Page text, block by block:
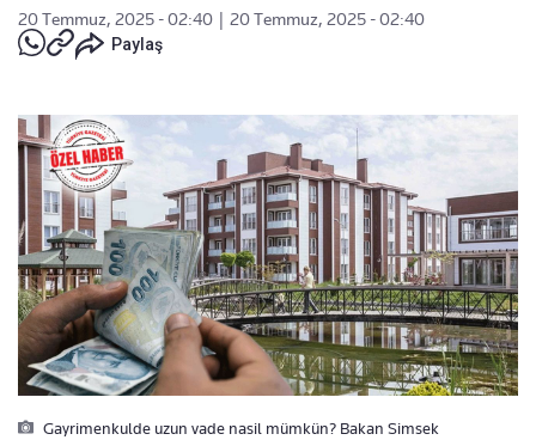
20 Temmuz, 2025 - 02:40
20 Temmuz, 2025 - 02:40
Paylaş
Gayrimenkulde uzun vade nasil mümkün? Bakan Simsek